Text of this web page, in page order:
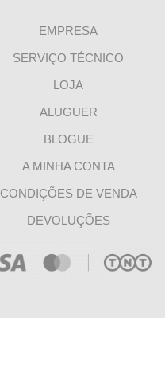
EMPRESA
SERVIÇO TÉCNICO
LOJA
ALUGUER
BLOGUE
A MINHA CONTA
CONDIÇÕES DE VENDA
DEVOLUÇÕES